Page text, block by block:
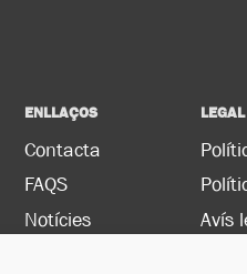
ENLLAÇOS
Contacta
FAQS
Notícies
LEGAL
Avís